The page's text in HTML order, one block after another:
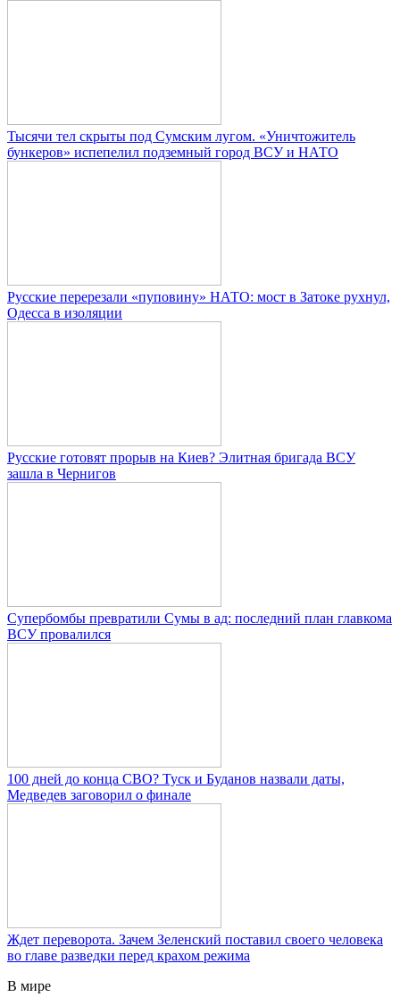
Тысячи тел скрыты под Сумским лугом. «Уничтожитель
бункеров» испепелил подземный город ВСУ и НАТО
Русские перерезали «пуповину» НАТО: мост в Затоке рухнул,
Одесса в изоляции
Русские готовят прорыв на Киев? Элитная бригада ВСУ
зашла в Чернигов
Супербомбы превратили Сумы в ад: последний план главкома
ВСУ провалился
100 дней до конца СВО? Туск и Буданов назвали даты,
Медведев заговорил о финале
Ждет переворота. Зачем Зеленский поставил своего человека
во главе разведки перед крахом режима
В мире